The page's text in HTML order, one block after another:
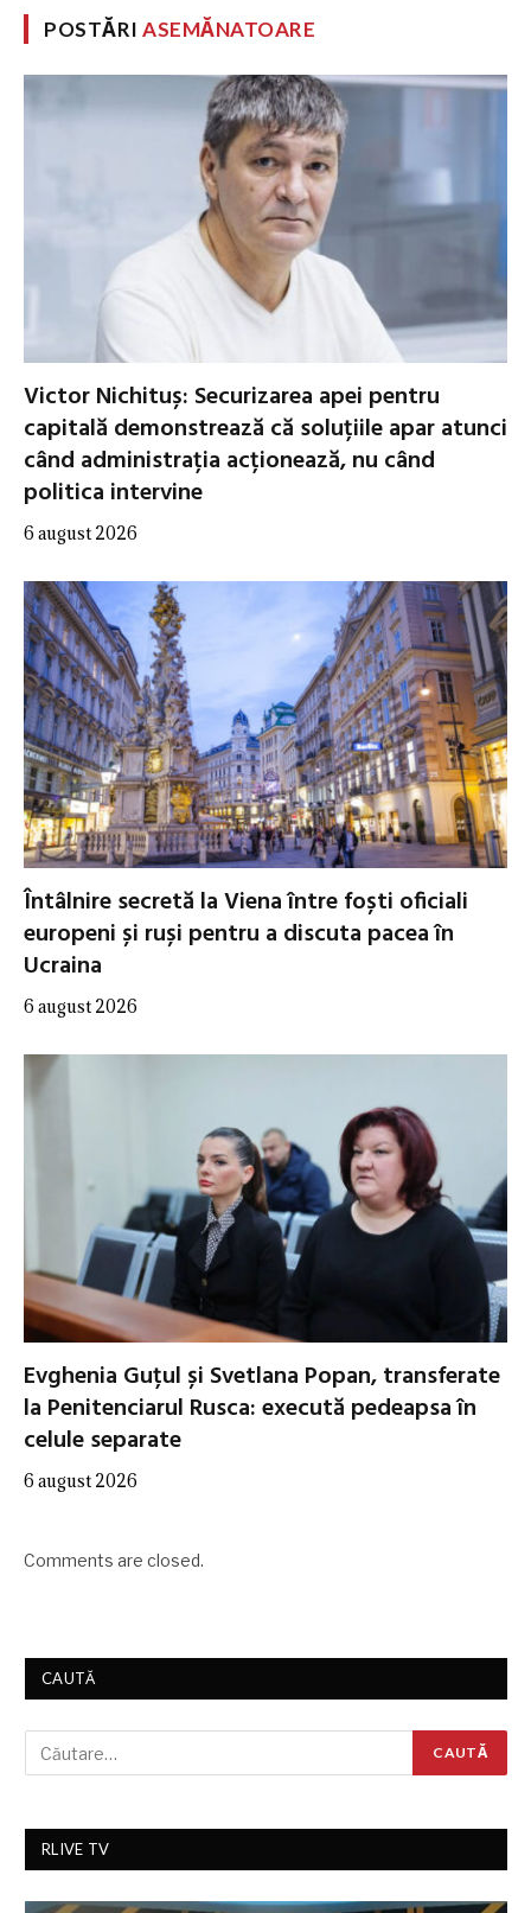
POSTĂRIASEMĂNATOARE
Victor Nichituș: Securizarea apei pentru
capitală demonstrează că soluțiile apar atunci
când administrația acționează, nu când
politica intervine
6 august 2026
Întâlnire secretă la Viena între foști oficiali
europeni și ruși pentru a discuta pacea în
Ucraina
6 august 2026
Evghenia Guțul și Svetlana Popan, transferate
la Penitenciarul Rusca: execută pedeapsa în
celule separate
6 august 2026
Comments are closed.
CAUTĂ
RLIVE TV